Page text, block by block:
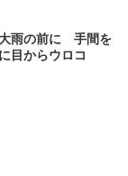
雨の前に 手間を
目からウロコ